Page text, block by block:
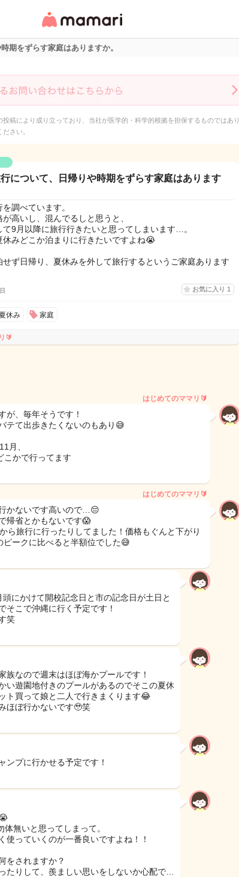
リ・情報サイト
期をずらす家庭はありますか。
稿により成り立っており、当社が医学的・科学的根拠を担保するものではあり
さい。
について、日帰りや時期をずらす家庭はあります
調べています。
高いし、混んでるしと思うと、
て9月以降に旅行行きたいと思ってしまいます…。
休みどこか泊まりに行きたいですよね😭
せず日帰り、夏休みを外して旅行するというご家庭あります
お気に入り 1
休み 家庭
🔰
はじめてのママリ🔰
が、毎年そうです！
テて出歩きたくないのもあり😅
月、
こかで行ってます
はじめてのママリ🔰
かないです高いので…😔
帰省とかもないです😱
ら旅行に行ったりしてました！価格もぐんと下がり
ピークに比べると半額位でした😅
にかけて開校記念日と市の記念日が土日と
そこで沖縄に行く予定です！
笑
族なので週末はほぼ海かプールです！
い遊園地付きのプールがあるのでそこの夏休
ト買って娘と二人で行きまくります😂
ほぼ行かないです🥹笑
ンプに行かせる予定です！
体無いと思ってしまって。
使っていくのが一番良いですよね！！
をされますか？
たりして、羨ましい思いをしないか心配で…